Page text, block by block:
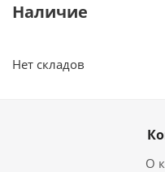
Наличие
Нет складов
О